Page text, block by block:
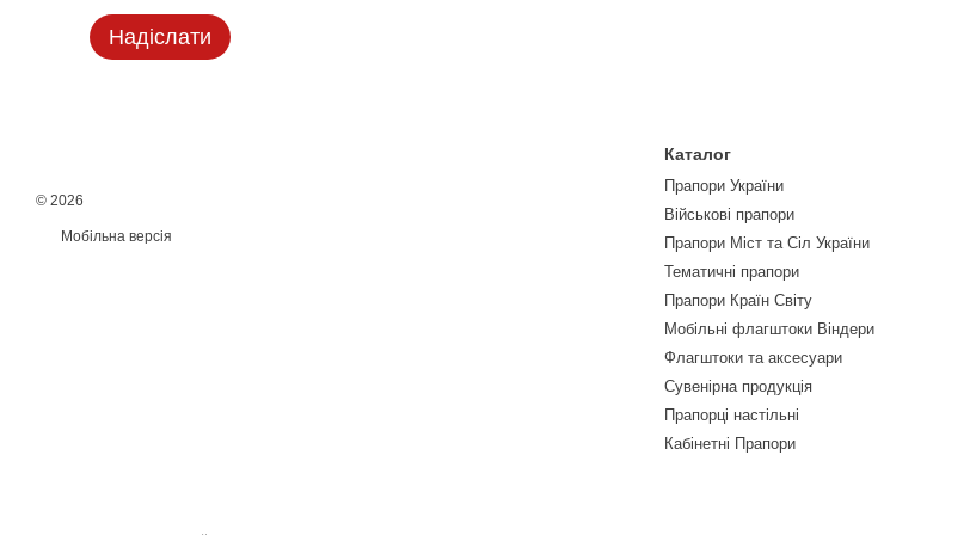
Надіслати
© 2026
Мобільна версія
Каталог
Прапори України
Військові прапори
Прапори Міст та Сіл України
Тематичні прапори
Прапори Країн Світу
Мобільні флагштоки Віндери
Флагштоки та аксесуари
Сувенірна продукція
Прапорці настільні
Кабінетні Прапори